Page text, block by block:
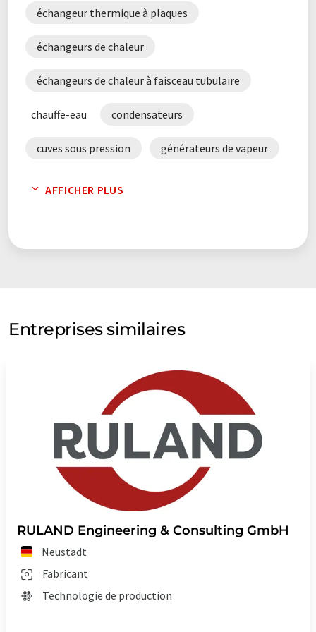
échangeur thermique à plaques
échangeurs de chaleur
échangeurs de chaleur à faisceau tubulaire
chauffe-eau condensateurs
cuves sous pression générateurs de vapeur
systèmes de chauffage
AFFICHER PLUS
Entreprises similaires
RULAND Engineering & Consulting GmbH
Neustadt
Fabricant
Technologie de production